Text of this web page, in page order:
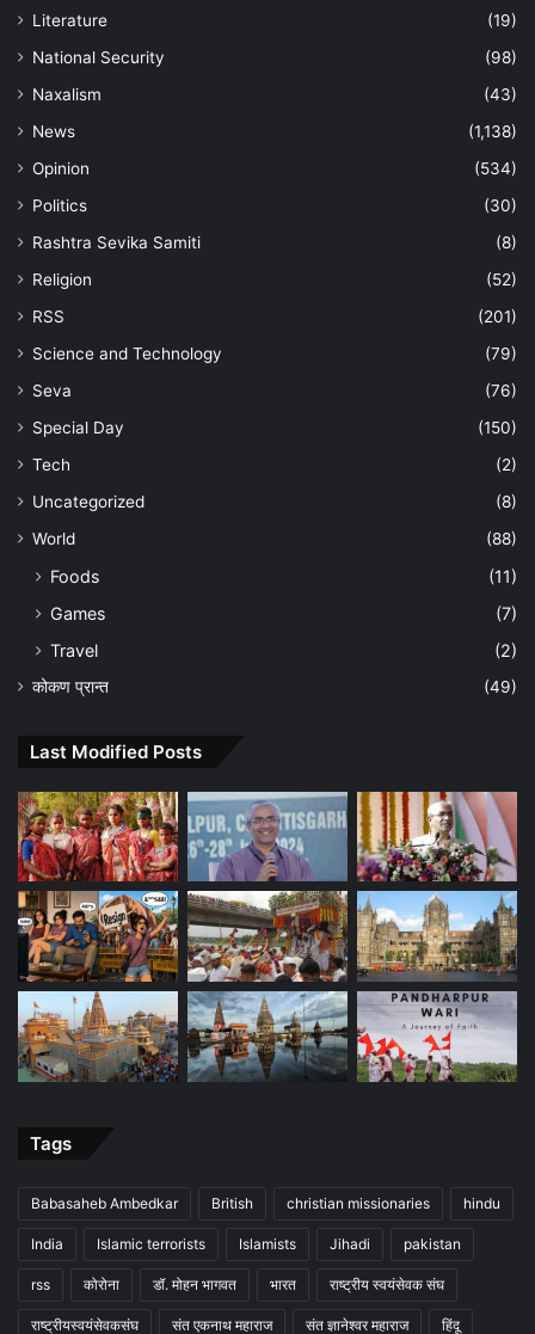
Literature
(19)
National Security
(98)
Naxalism
(43)
News
(1,138)
Opinion
(534)
Politics
(30)
Rashtra Sevika Samiti
(8)
Religion
(52)
RSS
(201)
Science and Technology
(79)
Seva
(76)
Special Day
(150)
Tech
(2)
Uncategorized
(8)
World
(88)
Foods
(11)
Games
(7)
Travel
(2)
कोकण प्रान्त (49)
Last Modified Posts
Tags
Babasaheb Ambedkar British christian missionaries hindu
India Islamic terrorists Islamists Jihadi pakistan
rss कोरोना डॉ. मोहन भागवत भारत राष्ट्रीय स्वयंसेवक संघ
राष्ट्रीयस्वयंसेवकसंघ संत एकनाथ महाराज संत ज्ञानेश्वर महाराज हिंदू